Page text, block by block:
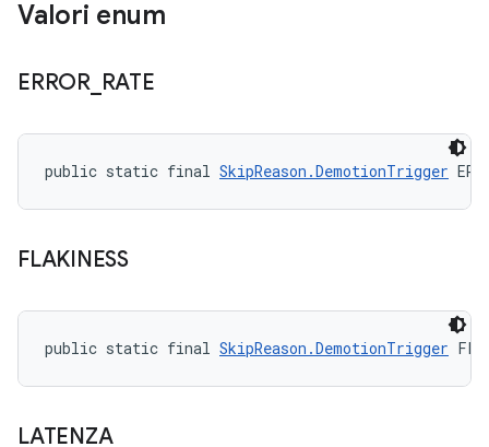
Valori enum
ERROR_ RATE
public static final SkipReason.DemotionTrigger
FLAKINESS
public static final SkipReason.DemotionTrigger
LATENZA